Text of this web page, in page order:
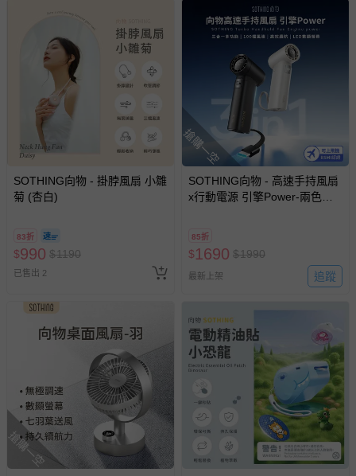
SOTHING向物 - 掛脖風扇 小雛
菊 (杏白)
83折
$990 $1190
已售出 2
搶購一空
SOTHING向物 - 高速手持風扇
x行動電源 引擎Power-兩色可
85折
$1690 $1990
最新上架 追蹤
搶購一空